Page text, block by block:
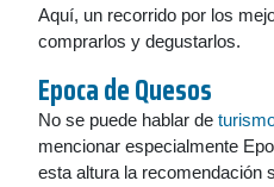
Aquí, un recorrido por los
comprarlos y degustarlos.
Epoca de Quesos
No se puede hablar de
mencionar especialmente
esta altura la recomendación